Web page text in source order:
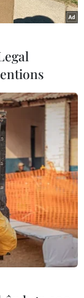
hương tưởng
(Ảnh: Trịnh